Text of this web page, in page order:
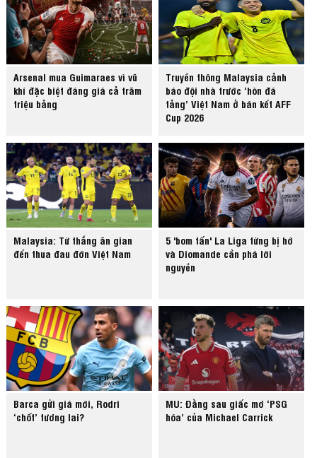
Arsenal mua Guimaraes vì vũ
khí đặc biệt đáng giá cả trăm
triệu bảng
Truyền thông Malaysia cảnh
báo đội nhà trước ‘hòn đá
tảng’ Việt Nam ở bán kết AFF
Cup 2026
Malaysia: Từ thắng ăn gian
đến thua đau đớn Việt Nam
5 'bom tấn' La Liga từng bị hớ
và Diomande cần phá lời
nguyền
Barca gửi giá mới, Rodri
‘chốt’ tương lai?
MU: Đằng sau giấc mơ ‘PSG
hóa’ của Michael Carrick